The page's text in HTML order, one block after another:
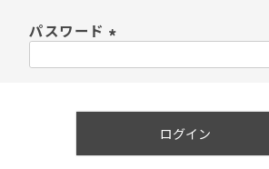
パスワード
ログイン